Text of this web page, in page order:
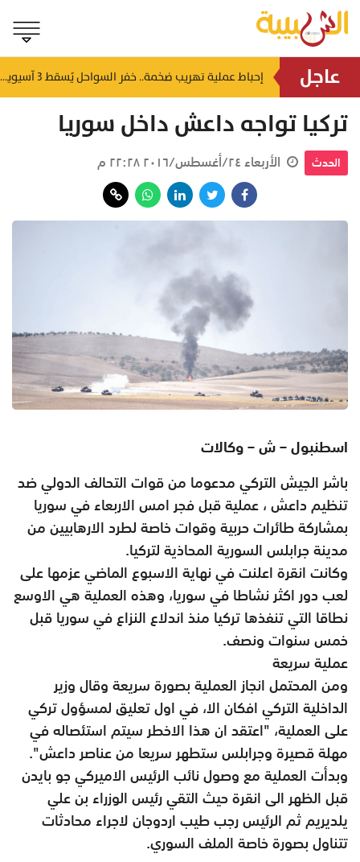
عاجل منذ ٦ ساعات إحباط عملية تهريب ضخمة.. خفر السواحل يُسقط 3 آسيويين بحوزتهم 66 كجم من الكريستال
تركيا تواجه داعش داخل سوريا
الحدث الأربعاء ٢٤/أغسطس/٢٠١٦ ٢٢:٢٨ م
اسطنبول – ش – وكالات
باشر الجيش التركي مدعوما من قوات التحالف الدولي ضد
تنظيم داعش ، عملية قبل فجر امس الاربعاء في سوريا
بمشاركة طائرات حربية وقوات خاصة لطرد الارهابيين من
مدينة جرابلس السورية المحاذية لتركيا.
وكانت انقرة اعلنت في نهاية الاسبوع الماضي عزمها على
لعب دور اكثر نشاطا في سوريا، وهذه العملية هي الاوسع
نطاقا التي تنفذها تركيا منذ اندلاع النزاع في سوريا قبل
خمس سنوات ونصف.
عملية سريعة
ومن المحتمل انجاز العملية بصورة سريعة وقال وزير
الداخلية التركي افكان الا، في اول تعليق لمسؤول تركي
على العملية، "اعتقد ان هذا الاخطر سيتم استئصاله في
مهلة قصيرة وجرابلس ستطهر سريعا من عناصر داعش".
وبدأت العملية مع وصول نائب الرئيس الاميركي جو بايدن
قبل الظهر الى انقرة حيث التقي رئيس الوزراء بن علي
يلديريم ثم الرئيس رجب طيب اردوجان لاجراء محادثات
تتناول بصورة خاصة الملف السوري.